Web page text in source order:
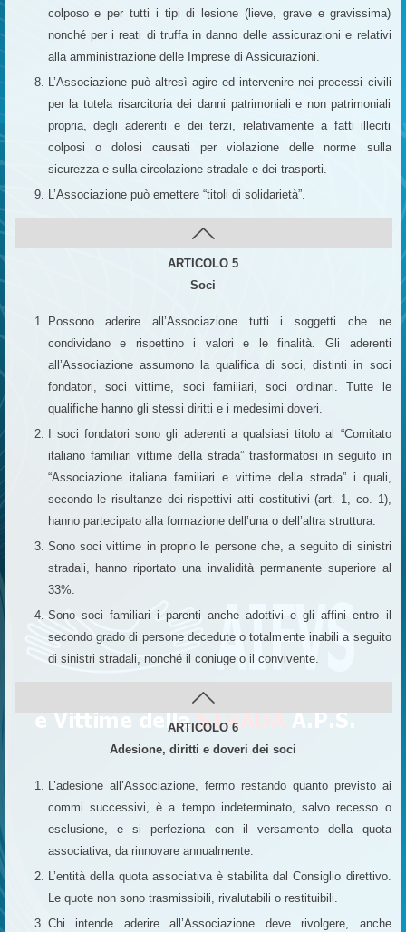
colposo e per tutti i tipi di lesione (lieve, grave e gravissima)
nonché per i reati di truffa in danno delle assicurazioni e relativi
alla amministrazione delle Imprese di Assicurazioni.
L’Associazione può altresì agire ed intervenire nei processi civili
per la tutela risarcitoria dei danni patrimoniali e non patrimoniali
propria, degli aderenti e dei terzi, relativamente a fatti illeciti
colposi o dolosi causati per violazione delle norme sulla
sicurezza e sulla circolazione stradale e dei trasporti.
L’Associazione può emettere “titoli di solidarietà”.
ARTICOLO 5
Soci
Possono aderire all’Associazione tutti i soggetti che ne
condividano e rispettino i valori e le finalità. Gli aderenti
all’Associazione assumono la qualifica di soci, distinti in soci
fondatori, soci vittime, soci familiari, soci ordinari. Tutte le
qualifiche hanno gli stessi diritti e i medesimi doveri.
I soci fondatori sono gli aderenti a qualsiasi titolo al “Comitato
italiano familiari vittime della strada” trasformatosi in seguito in
“Associazione italiana familiari e vittime della strada” i quali,
secondo le risultanze dei rispettivi atti costitutivi (art. 1, co. 1),
hanno partecipato alla formazione dell’una o dell’altra struttura.
Sono soci vittime in proprio le persone che, a seguito di sinistri
stradali, hanno riportato una invalidità permanente superiore al
33%.
Sono soci familiari i parenti anche adottivi e gli affini entro il
secondo grado di persone decedute o totalmente inabili a seguito
di sinistri stradali, nonché il coniuge o il convivente.
ARTICOLO 6
Adesione, diritti e doveri dei soci
L’adesione all’Associazione, fermo restando quanto previsto ai
commi successivi, è a tempo indeterminato, salvo recesso o
esclusione, e si perfeziona con il versamento della quota
associativa, da rinnovare annualmente.
L’entità della quota associativa è stabilita dal Consiglio direttivo.
Le quote non sono trasmissibili, rivalutabili o restituibili.
Chi intende aderire all’Associazione deve rivolgere, anche